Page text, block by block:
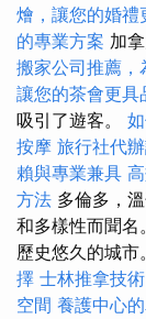
燴，讓您的婚禮
的專業方案 加
搬家公司推薦，
讓您的茶會更具
吸引了遊客。
按摩 旅行社代
賴與專業兼具
方法 多倫多，
和多樣性而聞
歷史悠久的城市
擇 士林推拿技術
空間 養護中心